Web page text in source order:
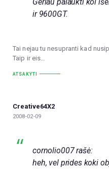
ir 9600GT.
Tai nejau tu nesupranti kad
Taip ir eis…
ATSAKYTI
Creative64X2
2008-02-09
cornolio007 rašė:
heh, vel prides koki